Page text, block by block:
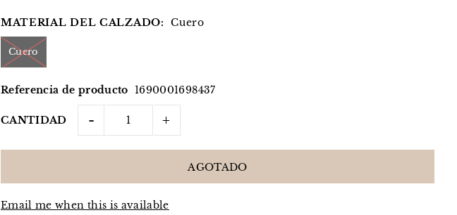
MATERIAL DEL CALZADO: Cuero
Cuero
Referencia de producto 1690001698437
CANTIDAD - +
Email me when this is available